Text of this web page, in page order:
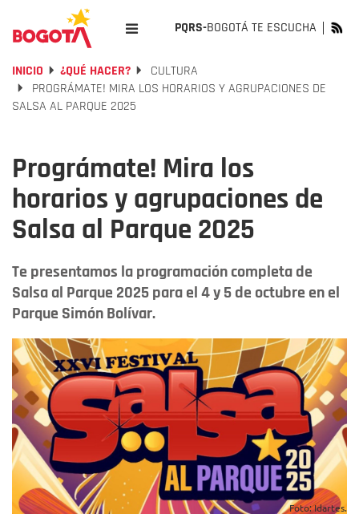
PQRS-BOGOTÁ TE ESCUCHA
INICIO ¿QUÉ HACER?
CULTURA
PROGRÁMATE! MIRA LOS HORARIOS Y AGRUPACIONES DE
SALSA AL PARQUE 2025
Prográmate! Mira los
horarios y agrupaciones de
Salsa al Parque 2025
Te presentamos la programación completa de
Salsa al Parque 2025 para el 4 y 5 de octubre en el
Parque Simón Bolívar.
Foto: Idartes.